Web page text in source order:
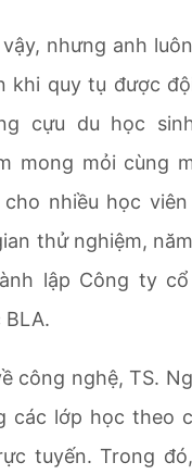
nhưng anh
khi quy tụ được
cựu du học
mong mỏi cùng
nhiều học viên
thử nghiệm,
lập Công ty cổ
BLA.
công nghệ, TS.
các lớp học theo
tuyến. Trong